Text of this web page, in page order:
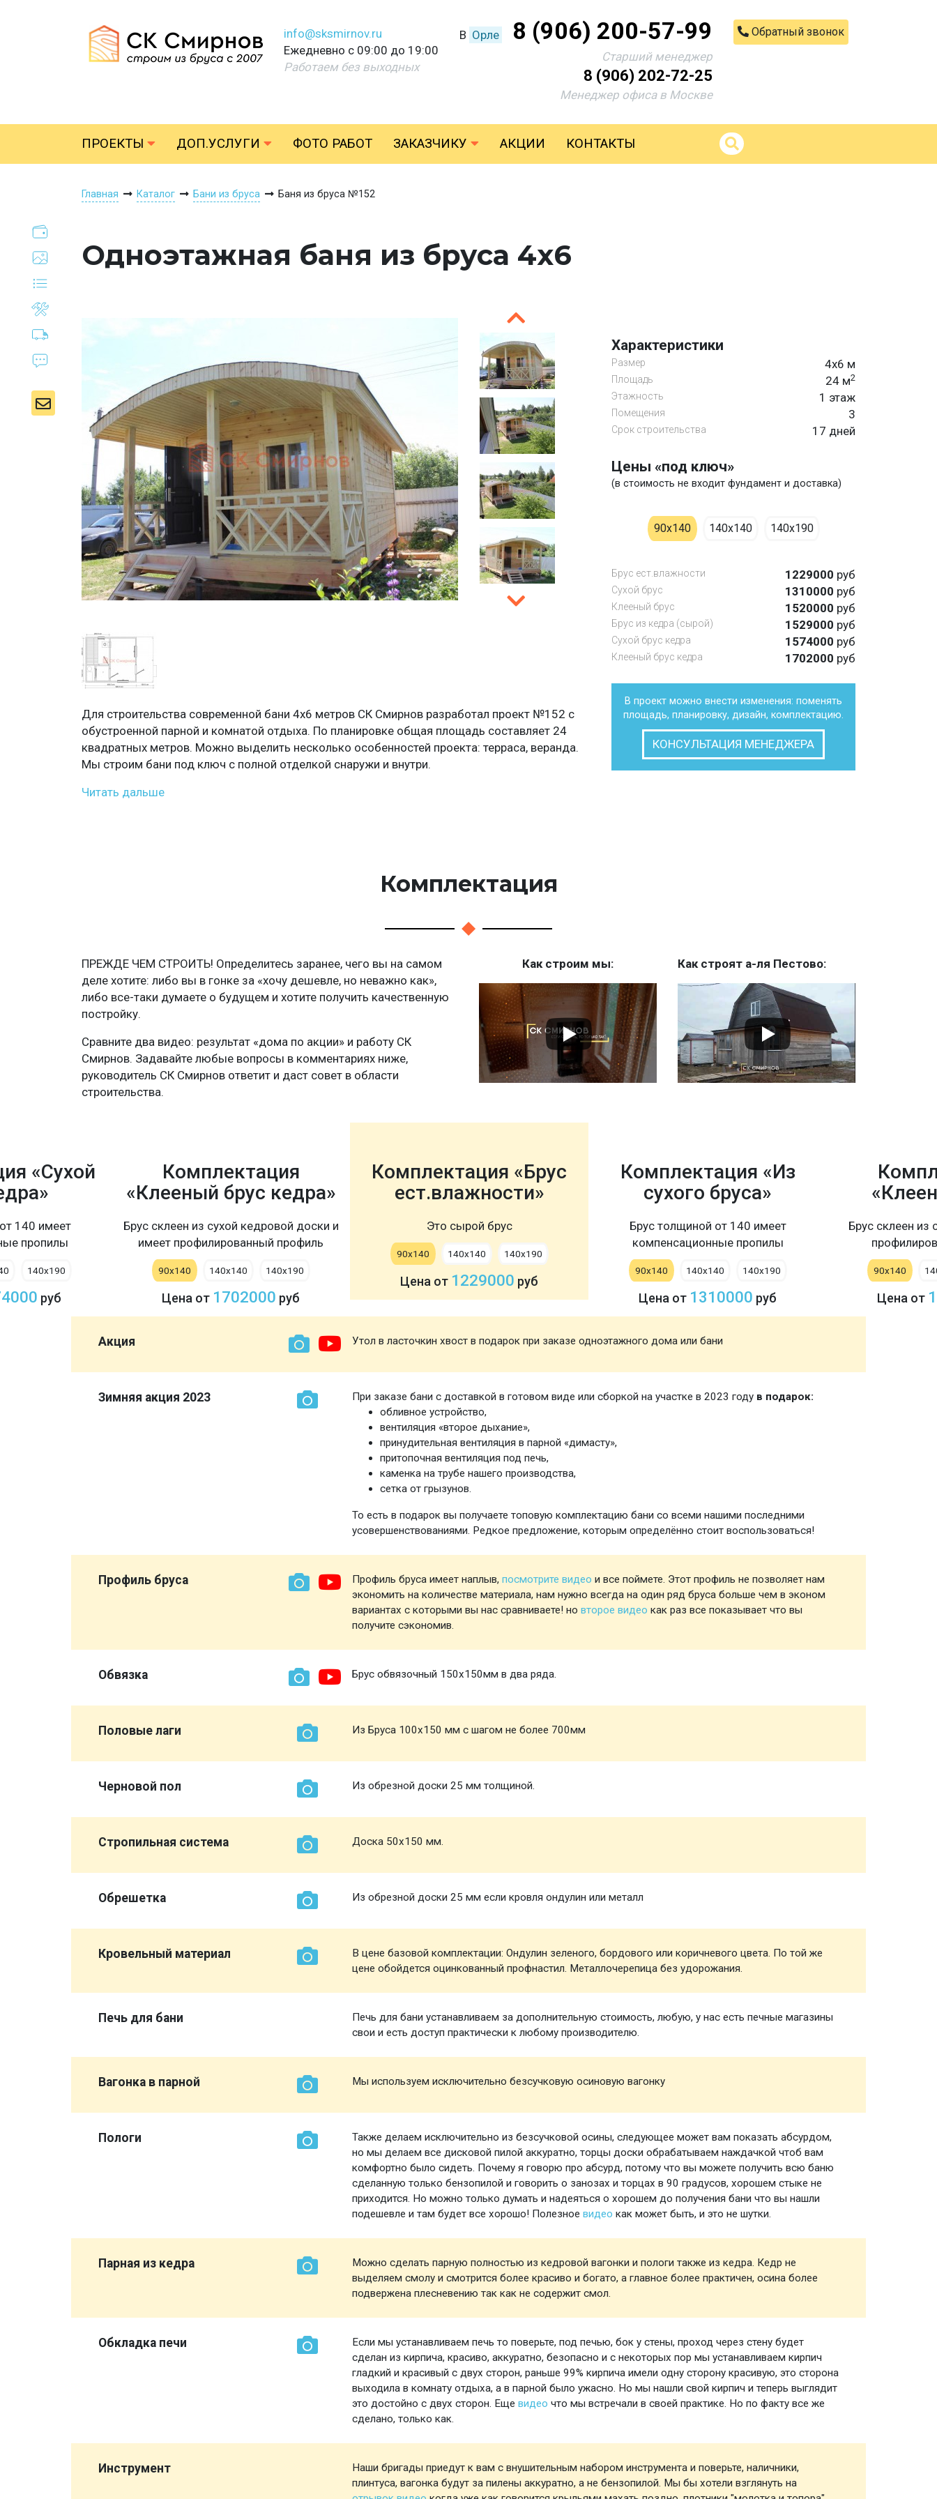
info@sksmirnov.ru
Ежедневно с 09:00 до 19:00
Работаем без выходных
В Орле 8 (906) 200-57-99
Старший менеджер
8 (906) 202-72-25
Менеджер офиса в Москве
Обратный звонок
ПРОЕКТЫ ДОП.УСЛУГИ ФОТО РАБОТ ЗАКАЗЧИКУ АКЦИИ КОНТАКТЫ
Главная Каталог Бани из бруса Баня из бруса №152
Одноэтажная баня из бруса 4х6
Для строительства современной бани 4х6 метров СК Смирнов разработал проект №152 с
обустроенной парной и комнатой отдыха. По планировке общая площадь составляет 24
квадратных метров. Можно выделить несколько особенностей проекта: терраса, веранда.
Мы строим бани под ключ с полной отделкой снаружи и внутри.
Читать дальше
Характеристики
Размер 4х6 м
Площадь 24 м2
Этажность 1 этаж
Помещения 3
Срок строительства 17 дней
Цены «под ключ»
(в стоимость не входит фундамент и доставка)
90х140 140х140 140х190
Брус ест.влажности 1229000 руб
Cухой брус 1310000 руб
Клееный брус 1520000 руб
Брус из кедра (сырой) 1529000 руб
Сухой брус кедра 1574000 руб
Клееный брус кедра 1702000 руб
В проект можно внести изменения: поменять
площадь, планировку, дизайн, комплектацию.
КОНСУЛЬТАЦИЯ МЕНЕДЖЕРА
Комплектация
ПРЕЖДЕ ЧЕМ СТРОИТЬ! Определитесь заранее, чего вы на самом
деле хотите: либо вы в гонке за «хочу дешевле, но неважно как»,
либо все-таки думаете о будущем и хотите получить качественную
постройку.
Сравните два видео: результат «дома по акции» и работу СК
Смирнов. Задавайте любые вопросы в комментариях ниже,
руководитель СК Смирнов ответит и даст совет в области
строительства.
Как строим мы: Как строят а-ля Пестово:
«Сухой
140 имеет
пропилы
140х190
руб
Комплектация
«Клееный брус кедра»
Брус склеен из сухой кедровой доски и
имеет профилированный профиль
90х140 140х140 140х190
Цена от 1702000 руб
Комплектация «Брус
ест.влажности»
Это сырой брус
90х140 140х140 140х190
Цена от 1229000 руб
Комплектация «Из
сухого бруса»
Брус толщиной от 140 имеет
компенсационные пропилы
90х140 140х140 140х190
Цена от 1310000 руб
Брус склеен из
90х140
Цена от
Акция Утол в ласточкин хвост в подарок при заказе одноэтажного дома или бани
Зимняя акция 2023 При заказе бани с доставкой в готовом виде или сборкой на участке в 2023 году в подарок:
обливное устройство,
вентиляция «второе дыхание»,
принудительная вентиляция в парной «димасту»,
притопочная вентиляция под печь,
каменка на трубе нашего производства,
сетка от грызунов.
То есть в подарок вы получаете топовую комплектацию бани со всеми нашими последними
усовершенствованиями. Редкое предложение, которым определённо стоит воспользоваться!
Профиль бруса Профиль бруса имеет наплыв, посмотрите видео и все поймете. Этот профиль не позволяет нам
экономить на количестве материала, нам нужно всегда на один ряд бруса больше чем в эконом
вариантах с которыми вы нас сравниваете! но второе видео как раз все показывает что вы
получите сэкономив.
Обвязка Брус обвязочный 150х150мм в два ряда.
Половые лаги Из Бруса 100х150 мм с шагом не более 700мм
Черновой пол Из обрезной доски 25 мм толщиной.
Стропильная система Доска 50х150 мм.
Обрешетка Из обрезной доски 25 мм если кровля ондулин или металл
Кровельный материал
В цене базовой комплектации: Ондулин зеленого, бордового или коричневого цвета. По той же
цене обойдется оцинкованный профнастил. Металлочерепица без удорожания.
Печь для бани
Печь для бани устанавливаем за дополнительную стоимость, любую, у нас есть печные магазины
свои и есть доступ практически к любому производителю.
Вагонка в парной Мы используем исключительно безсучковую осиновую вагонку
Пологи
Также делаем исключительно из безсучковой осины, следующее может вам показать абсурдом,
но мы делаем все дисковой пилой аккуратно, торцы доски обрабатываем наждачкой чтоб вам
комфортно было сидеть. Почему я говорю про абсурд, потому что вы можете получить всю баню
сделанную только бензопилой и говорить о занозах и торцах в 90 градусов, хорошем стыке не
приходится. Но можно только думать и надеяться о хорошем до получения бани что вы нашли
подешевле и там будет все хорошо! Полезное видео как может быть, и это не шутки.
Парная из кедра
Можно сделать парную полностью из кедровой вагонки и пологи также из кедра. Кедр не
выделяем смолу и смотрится более красиво и богато, а главное более практичен, осина более
подвержена плесневению так как не содержит смол.
Обкладка печи
Если мы устанавливаем печь то поверьте, под печью, бок у стены, проход через стену будет
сделан из кирпича, красиво, аккуратно, безопасно и с некоторых пор мы устанавливаем кирпич
гладкий и красивый с двух сторон, раньше 99% кирпича имели одну сторону красивую, это сторона
выходила в комнату отдыха, а в парной было ужасно. Но мы нашли свой кирпич и теперь выглядит
это достойно с двух сторон. Еще видео что мы встречали в своей практике. Но по факту все же
сделано, только как.
Инструмент
Наши бригады приедут к вам с внушительным набором инструмента и поверьте, наличники,
плинтуса, вагонка будут за пилены аккуратно, а не бензопилой. Мы бы хотели взглянуть на